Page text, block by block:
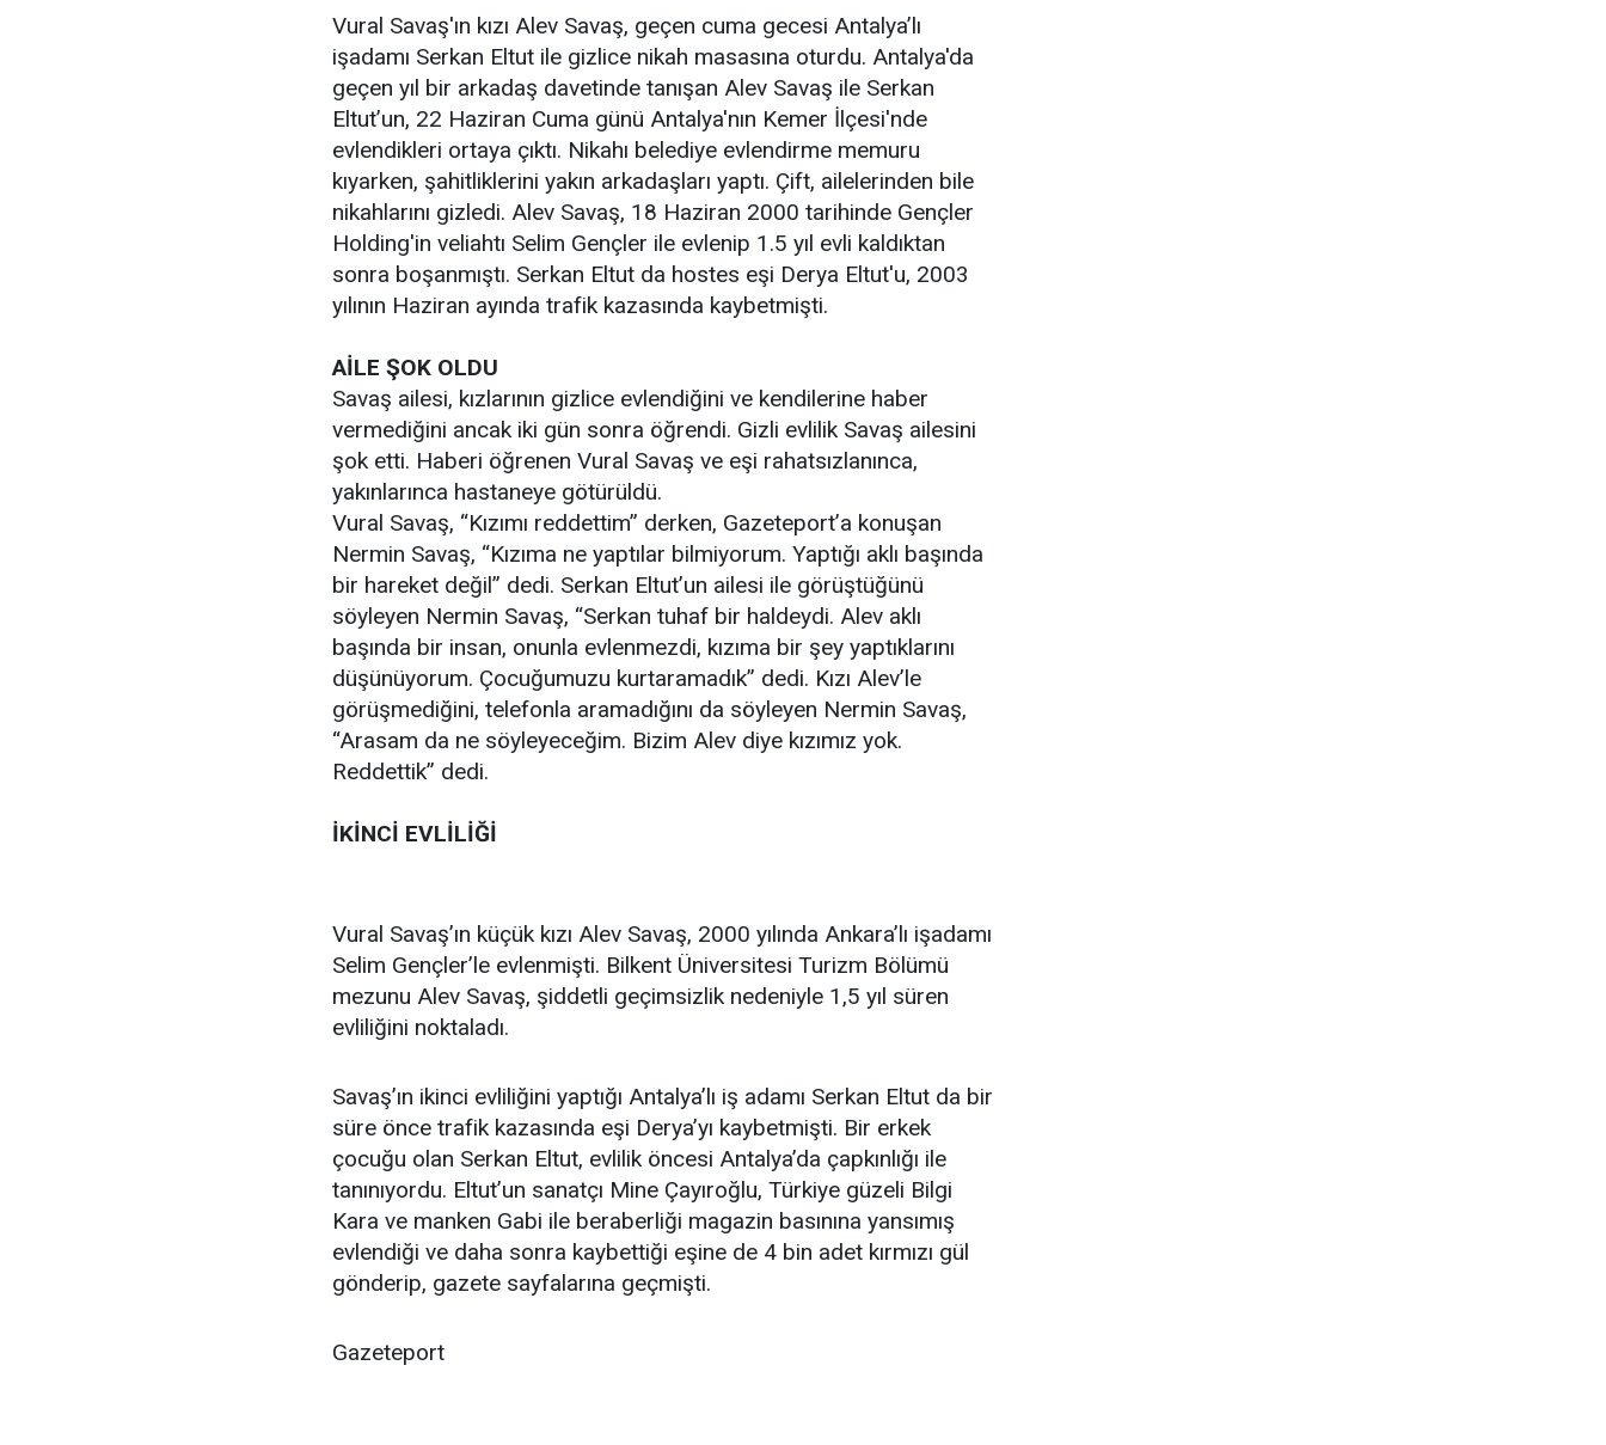
Vural Savaş'ın kızı Alev Savaş, geçen cuma gecesi Antalya’lı
işadamı Serkan Eltut ile gizlice nikah masasına oturdu. Antalya'da
geçen yıl bir arkadaş davetinde tanışan Alev Savaş ile Serkan
Eltut’un, 22 Haziran Cuma günü Antalya'nın Kemer İlçesi'nde
evlendikleri ortaya çıktı. Nikahı belediye evlendirme memuru
kıyarken, şahitliklerini yakın arkadaşları yaptı. Çift, ailelerinden bile
nikahlarını gizledi. Alev Savaş, 18 Haziran 2000 tarihinde Gençler
Holding'in veliahtı Selim Gençler ile evlenip 1.5 yıl evli kaldıktan
sonra boşanmıştı. Serkan Eltut da hostes eşi Derya Eltut'u, 2003
yılının Haziran ayında trafik kazasında kaybetmişti.
AİLE ŞOK OLDU
Savaş ailesi, kızlarının gizlice evlendiğini ve kendilerine haber
vermediğini ancak iki gün sonra öğrendi. Gizli evlilik Savaş ailesini
şok etti. Haberi öğrenen Vural Savaş ve eşi rahatsızlanınca,
yakınlarınca hastaneye götürüldü.
Vural Savaş, “Kızımı reddettim” derken, Gazeteport’a konuşan
Nermin Savaş, “Kızıma ne yaptılar bilmiyorum. Yaptığı aklı başında
bir hareket değil” dedi. Serkan Eltut’un ailesi ile görüştüğünü
söyleyen Nermin Savaş, “Serkan tuhaf bir haldeydi. Alev aklı
başında bir insan, onunla evlenmezdi, kızıma bir şey yaptıklarını
düşünüyorum. Çocuğumuzu kurtaramadık” dedi. Kızı Alev’le
görüşmediğini, telefonla aramadığını da söyleyen Nermin Savaş,
“Arasam da ne söyleyeceğim. Bizim Alev diye kızımız yok.
Reddettik” dedi.
İKİNCİ EVLİLİĞİ
Vural Savaş’ın küçük kızı Alev Savaş, 2000 yılında Ankara’lı işadamı
Selim Gençler’le evlenmişti. Bilkent Üniversitesi Turizm Bölümü
mezunu Alev Savaş, şiddetli geçimsizlik nedeniyle 1,5 yıl süren
evliliğini noktaladı.
Savaş’ın ikinci evliliğini yaptığı Antalya’lı iş adamı Serkan Eltut da bir
süre önce trafik kazasında eşi Derya’yı kaybetmişti. Bir erkek
çocuğu olan Serkan Eltut, evlilik öncesi Antalya’da çapkınlığı ile
tanınıyordu. Eltut’un sanatçı Mine Çayıroğlu, Türkiye güzeli Bilgi
Kara ve manken Gabi ile beraberliği magazin basınına yansımış
evlendiği ve daha sonra kaybettiği eşine de 4 bin adet kırmızı gül
gönderip, gazete sayfalarına geçmişti.
Gazeteport